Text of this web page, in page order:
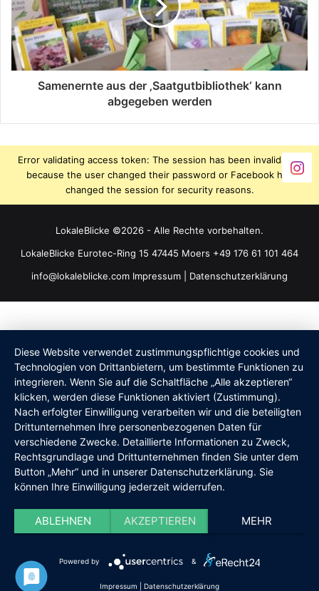
Samenernte aus der ‚Saatgutbibliothek‘ kann
abgegeben werden
Error validating access token: The session has been invalidated
because the user changed their password or Facebook has
changed the session for security reasons.
LokaleBlicke ©2026 - Alle Rechte vorbehalten.
LokaleBlicke Eurotec-Ring 15 47445 Moers +49 176 61 101 464
info@lokaleblicke.com Impressum Datenschutzerklärung
Diese Website verwendet zustimmungspflichtige cookies und
Technologien von Drittanbietern, um bestimmte Funktionen zu
integrieren. Wenn Sie auf die Schaltfläche „Alle akzeptieren“
klicken, werden diese Funktionen aktiviert (Zustimmung).
Nach erfolgter Einwilligung verarbeiten wir und die beteiligten
Drittunternehmen Ihre personenbezogenen Daten für
verschiedene Zwecke. Detaillierte Informationen zu Zweck,
Rechtsgrundlage und Drittunternehmen finden Sie unter dem
Button „Mehr“ und in unserer Datenschutzerklärung. Sie
können Ihre Einwilligung jederzeit widerrufen.
ABLEHNEN AKZEPTIEREN MEHR
Powered by &
Impressum Datenschutzerklärung